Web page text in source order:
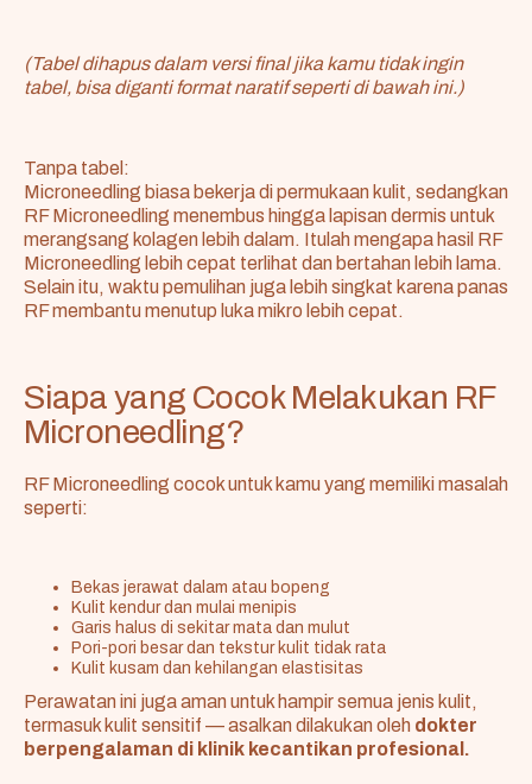
(Tabel dihapus dalam versi final jika kamu tidak ingin
tabel, bisa diganti format naratif seperti di bawah ini.)
Tanpa tabel:
Microneedling biasa bekerja di permukaan kulit, sedangkan
RF Microneedling menembus hingga lapisan dermis untuk
merangsang kolagen lebih dalam. Itulah mengapa hasil RF
Microneedling lebih cepat terlihat dan bertahan lebih lama.
Selain itu, waktu pemulihan juga lebih singkat karena panas
RF membantu menutup luka mikro lebih cepat.
Siapa yang Cocok Melakukan RF
Microneedling?
RF Microneedling cocok untuk kamu yang memiliki masalah
seperti:
Bekas jerawat dalam atau bopeng
Kulit kendur dan mulai menipis
Garis halus di sekitar mata dan mulut
Pori-pori besar dan tekstur kulit tidak rata
Kulit kusam dan kehilangan elastisitas
Perawatan ini juga aman untuk hampir semua jenis kulit,
termasuk kulit sensitif — asalkan dilakukan oleh dokter
berpengalaman di klinik kecantikan profesional.